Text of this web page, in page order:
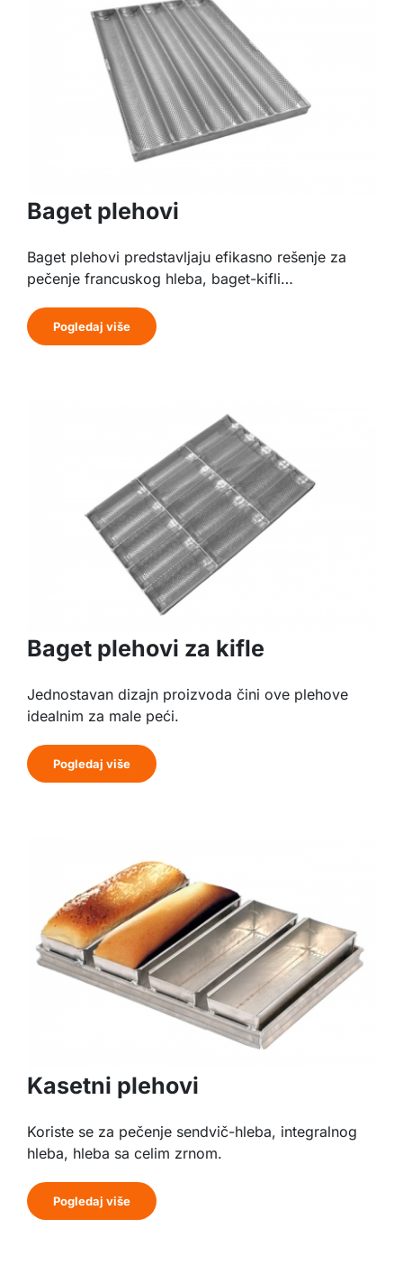
Baget plehovi
Baget plehovi predstavljaju efikasno rešenje za
pečenje francuskog hleba, baget-kifli…
Pogledaj više
Baget plehovi za kifle
Jednostavan dizajn proizvoda čini ove plehove
idealnim za male peći.
Pogledaj više
Kasetni plehovi
Koriste se za pečenje sendvič-hleba, integralnog
hleba, hleba sa celim zrnom.
Pogledaj više